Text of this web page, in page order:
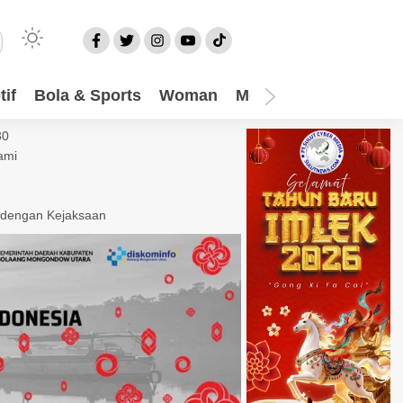
Bola & Sports Woman Mom
Kejaksaan